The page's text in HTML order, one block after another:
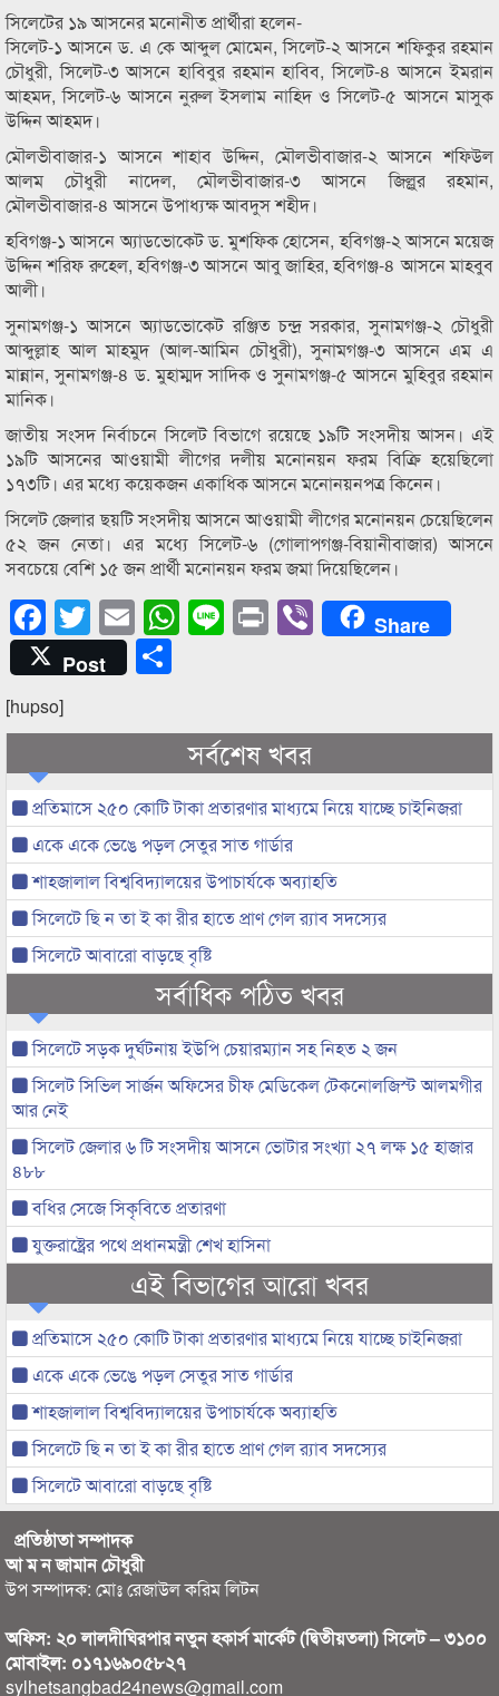
সিলেটের ১৯ আসনের মনোনীত প্রার্থীরা হলেন-
সিলেট-১ আসনে ড. এ কে আব্দুল মোমেন, সিলেট-২ আসনে শফিকুর রহমান
চৌধুরী, সিলেট-৩ আসনে হাবিবুর রহমান হাবিব, সিলেট-৪ আসনে ইমরান
আহমদ, সিলেট-৬ আসনে নুরুল ইসলাম নাহিদ ও সিলেট-৫ আসনে মাসুক
উদ্দিন আহমদ।
মৌলভীবাজার-১ আসনে শাহাব উদ্দিন, মৌলভীবাজার-২ আসনে শফিউল
আলম চৌধুরী নাদেল, মৌলভীবাজার-৩ আসনে জিল্লুর রহমান,
মৌলভীবাজার-৪ আসনে উপাধ্যক্ষ আবদুস শহীদ।
হবিগঞ্জ-১ আসনে অ্যাডভোকেট ড. মুশফিক হোসেন, হবিগঞ্জ-২ আসনে ময়েজ
উদ্দিন শরিফ রুহেল, হবিগঞ্জ-৩ আসনে আবু জাহির, হবিগঞ্জ-৪ আসনে মাহবুব
আলী।
সুনামগঞ্জ-১ আসনে অ্যাডভোকেট রঞ্জিত চন্দ্র সরকার, সুনামগঞ্জ-২ চৌধুরী
আব্দুল্লাহ আল মাহমুদ (আল-আমিন চৌধুরী), সুনামগঞ্জ-৩ আসনে এম এ
মান্নান, সুনামগঞ্জ-৪ ড. মুহাম্মদ সাদিক ও সুনামগঞ্জ-৫ আসনে মুহিবুর রহমান
মানিক।
জাতীয় সংসদ নির্বাচনে সিলেট বিভাগে রয়েছে ১৯টি সংসদীয় আসন। এই
১৯টি আসনের আওয়ামী লীগের দলীয় মনোনয়ন ফরম বিক্রি হয়েছিলো
১৭৩টি। এর মধ্যে কয়েকজন একাধিক আসনে মনোনয়নপত্র কিনেন।
সিলেট জেলার ছয়টি সংসদীয় আসনে আওয়ামী লীগের মনোনয়ন চেয়েছিলেন
৫২ জন নেতা। এর মধ্যে সিলেট-৬ (গোলাপগঞ্জ-বিয়ানীবাজার) আসনে
সবচেয়ে বেশি ১৫ জন প্রার্থী মনোনয়ন ফরম জমা দিয়েছিলেন।
Facebook
Twitter
EmailWhatsApp
LinePrintViberShare
Post
[hupso]
সর্বশেষ খবর
প্রতিমাসে ২৫০ কোটি টাকা প্রতারণার মাধ্যমে নিয়ে যাচ্ছে চাইনিজরা
একে একে ভেঙে পড়ল সেতুর সাত গার্ডার
শাহজালাল বিশ্ববিদ্যালয়ের উপাচার্যকে অব্যাহতি
সিলেটে ছি ন তা ই কা রীর হাতে প্রাণ গেল র‌্যাব সদস্যের
সিলেটে আবারো বাড়ছে বৃষ্টি
সর্বাধিক পঠিত খবর
সিলেটে সড়ক দুর্ঘটনায় ইউপি চেয়ারম্যান সহ নিহত ২ জন
সিলেট সিভিল সার্জন অফিসের চীফ মেডিকেল টেকনোলজিস্ট আলমগীর
আর নেই
সিলেট জেলার ৬ টি সংসদীয় আসনে ভোটার সংখ্যা ২৭ লক্ষ ১৫ হাজার
৪৮৮
বধির সেজে সিকৃবিতে প্রতারণা
যুক্তরাষ্ট্রের পথে প্রধানমন্ত্রী শেখ হাসিনা
এই বিভাগের আরো খবর
প্রতিমাসে ২৫০ কোটি টাকা প্রতারণার মাধ্যমে নিয়ে যাচ্ছে চাইনিজরা
একে একে ভেঙে পড়ল সেতুর সাত গার্ডার
শাহজালাল বিশ্ববিদ্যালয়ের উপাচার্যকে অব্যাহতি
সিলেটে ছি ন তা ই কা রীর হাতে প্রাণ গেল র‌্যাব সদস্যের
সিলেটে আবারো বাড়ছে বৃষ্টি
প্রতিষ্ঠাতা সম্পাদক
আ ম ন জামান চৌধুরী
উপ সম্পাদক: মোঃ রেজাউল করিম লিটন
অফিস: ২০ লালদীঘিরপার নতুন হকার্স মার্কেট (দ্বিতীয়তলা) সিলেট – ৩১০০
মোবাইল: ০১৭১৬৯০৫৮২৭
sylhetsangbad24news@gmail.com